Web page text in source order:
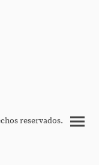
reservados.